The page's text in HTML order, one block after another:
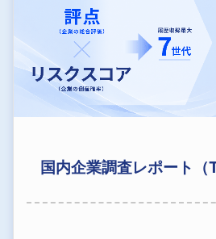
国内企業調査レポート（